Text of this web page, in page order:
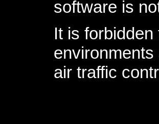
software is
It is
air traffic